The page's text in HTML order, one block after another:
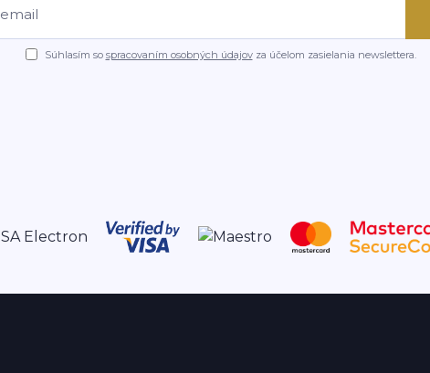
Súhlasím so spracovaním osobných údajovza účelom zasielania newslettera.